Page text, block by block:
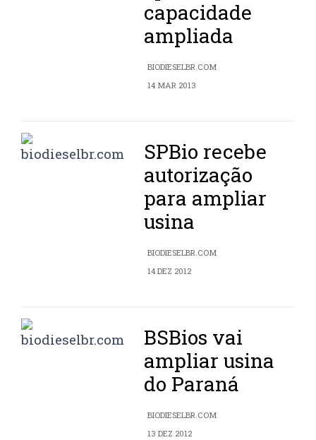
capacidade
ampliada
BIODIESELBR.COM
14 MAR 2013
SPBio recebe
autorização
para ampliar
usina
BIODIESELBR.COM
14 DEZ 2012
BSBios vai
ampliar usina
do Paraná
BIODIESELBR.COM
13 DEZ 2012